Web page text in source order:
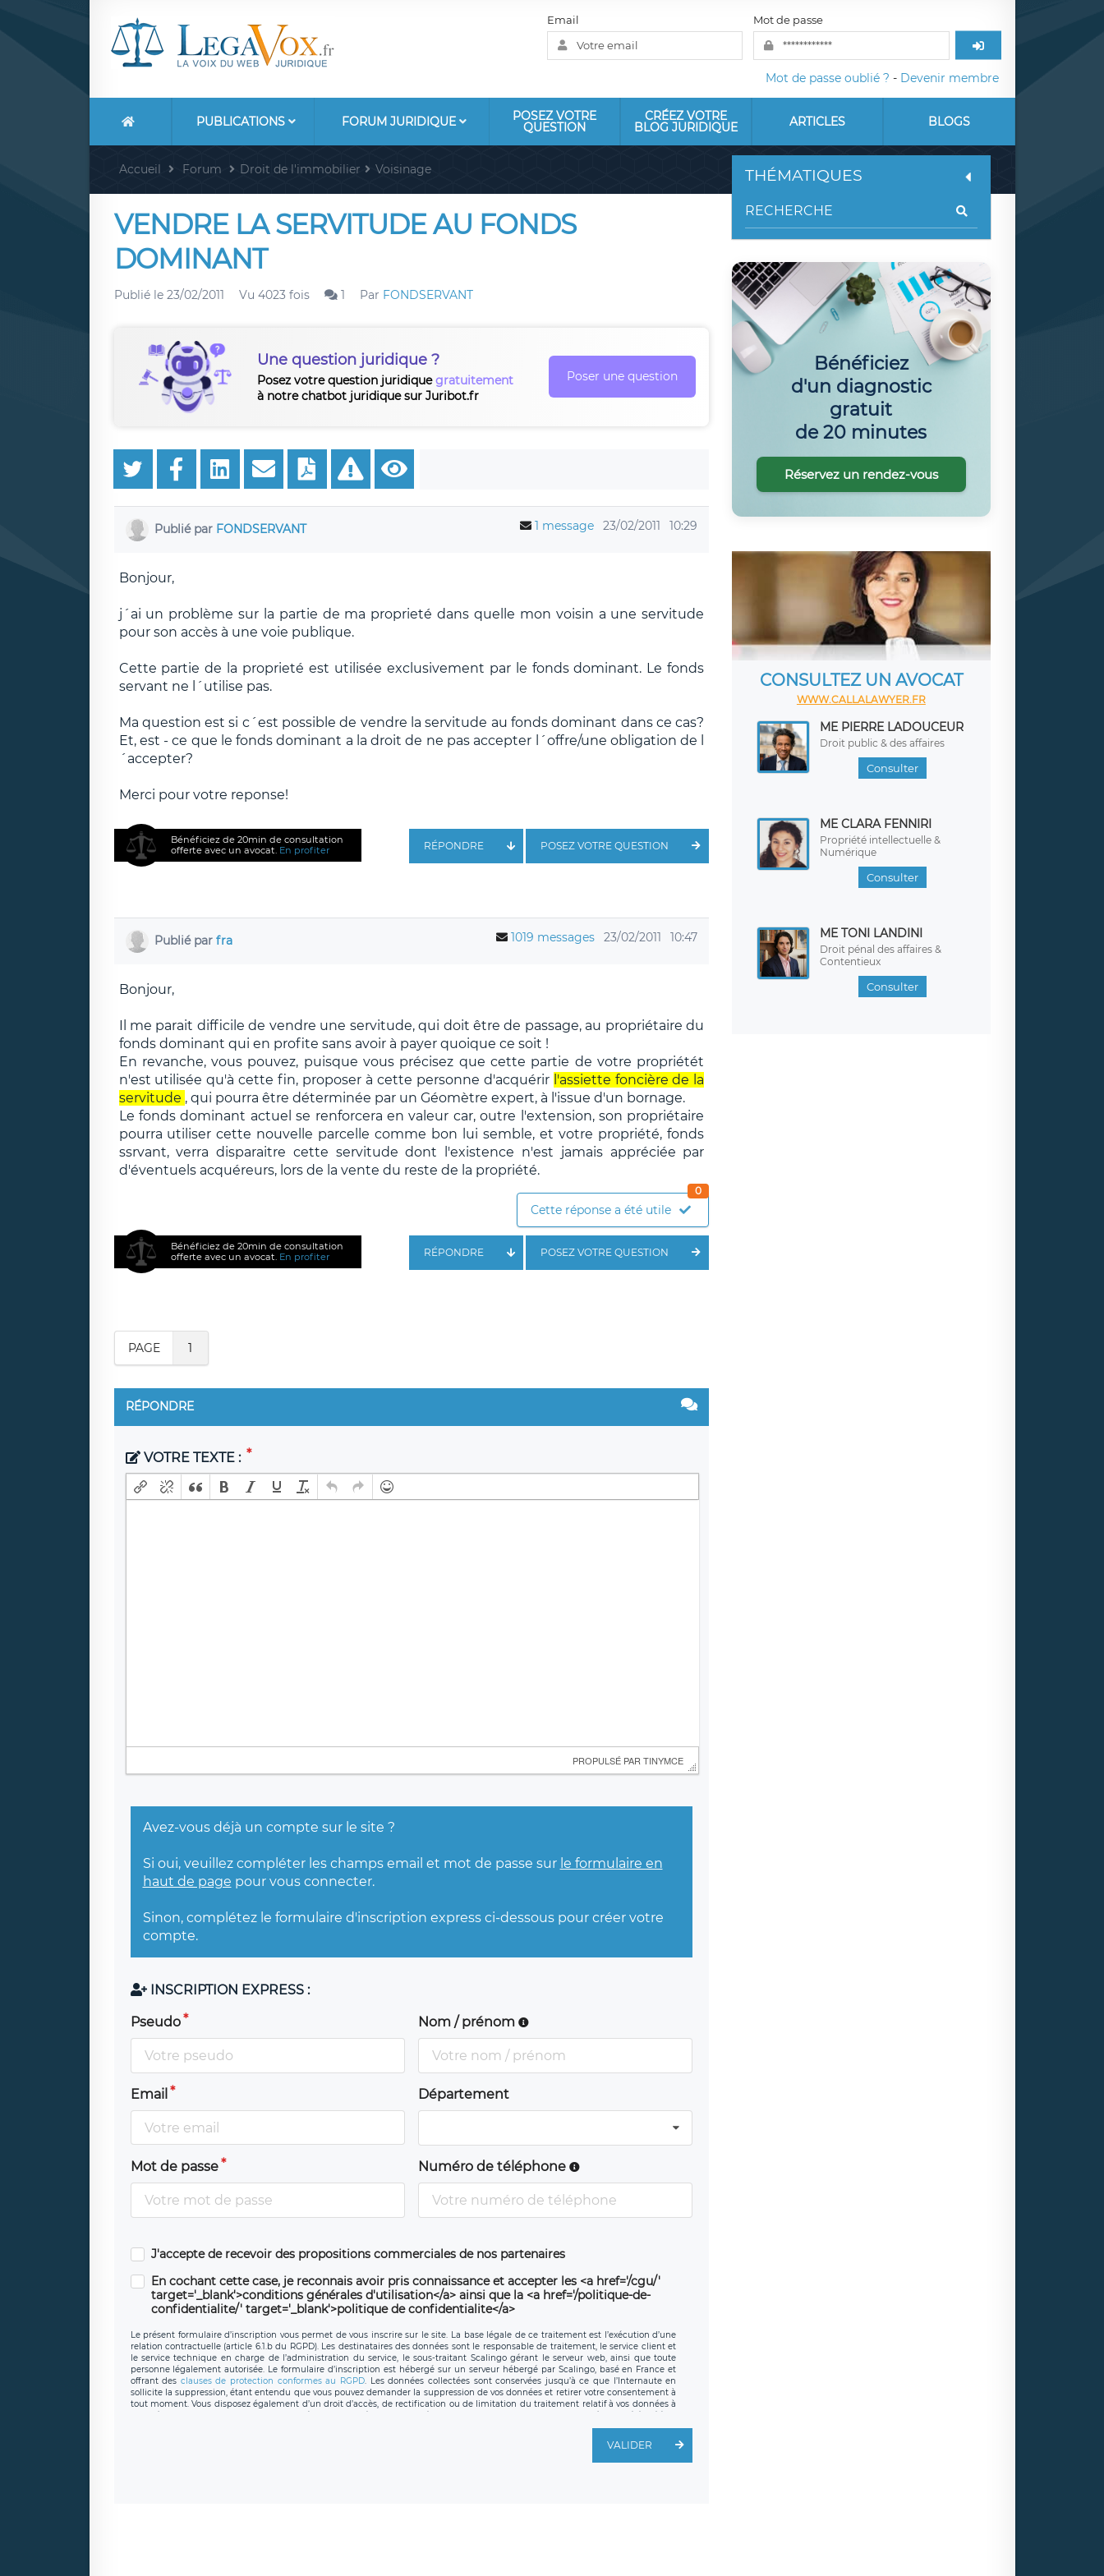
Email Mot de passe
Mot de passe oublié ? - Devenir membre
PUBLICATIONS FORUM JURIDIQUE POSEZ VOTRE
QUESTION
CRÉEZ VOTRE
BLOG JURIDIQUE ARTICLES BLOGS
Accueil Forum Droit de l'immobilier Voisinage
VENDRE LA SERVITUDE AU FONDS
DOMINANT
Publié le 23/02/2011 Vu 4023 fois 1 Par FONDSERVANT
Une question juridique ?
Posez votre question juridiquegratuitement
à notre chatbot juridique sur Juribot.fr
Poser une question
Publié par FONDSERVANT 1 message 23/02/2011 10:29
Bonjour,
j´ai un problème sur la partie de ma proprieté dans quelle mon voisin a une servitude
pour son accès à une voie publique.
Cette partie de la proprieté est utilisée exclusivement par le fonds dominant. Le fonds
servant ne l´utilise pas.
Ma question est si c´est possible de vendre la servitude au fonds dominant dans ce cas?
Et, est - ce que le fonds dominant a la droit de ne pas accepter l´offre/une obligation de l
´accepter?
Merci pour votre reponse!
Bénéficiez de 20min de consultation
offerte avec un avocat. En profiter POSEZ VOTRE QUESTION
RÉPONDRE
Publié par fra 1019 messages 23/02/2011 10:47
Bonjour,
Il me parait difficile de vendre une servitude, qui doit être de passage, au propriétaire du
fonds dominant qui en profite sans avoir à payer quoique ce soit !
En revanche, vous pouvez, puisque vous précisez que cette partie de votre propriétét
n'est utilisée qu'à cette fin, proposer à cette personne d'acquérir l'assiette foncière de la
servitude , qui pourra être déterminée par un Géomètre expert, à l'issue d'un bornage.
Le fonds dominant actuel se renforcera en valeur car, outre l'extension, son propriétaire
pourra utiliser cette nouvelle parcelle comme bon lui semble, et votre propriété, fonds
ssrvant, verra disparaitre cette servitude dont l'existence n'est jamais appréciée par
d'éventuels acquéreurs, lors de la vente du reste de la propriété.
Cette réponse a été utile
0
Bénéficiez de 20min de consultation
offerte avec un avocat. En profiter POSEZ VOTRE QUESTION
RÉPONDRE
PAGE 1
RÉPONDRE
VOTRE TEXTE :
PROPULSÉ PAR TINYMCE
Avez-vous déjà un compte sur le site ?
Si oui, veuillez compléter les champs email et mot de passe sur le formulaire en
haut de page pour vous connecter.
Sinon, complétez le formulaire d'inscription express ci-dessous pour créer votre
compte.
INSCRIPTION EXPRESS :
Pseudo Nom / prénom
Email Département
Mot de passe Numéro de téléphone
J'accepte de recevoir des propositions commerciales de nos partenaires
En cochant cette case, je reconnais avoir pris connaissance et accepter les <a href='/cgu/'
target='_blank'>conditions générales d'utilisation</a> ainsi que la <a href='/politique-de-
confidentialite/' target='_blank'>politique de confidentialite</a>
Le présent formulaire d’inscription vous permet de vous inscrire sur le site. La base légale de ce traitement est l’exécution d’une
relation contractuelle (article 6.1.b du RGPD). Les destinataires des données sont le responsable de traitement, le service client et
le service technique en charge de l’administration du service, le sous-traitant Scalingo gérant le serveur web, ainsi que toute
personne légalement autorisée. Le formulaire d’inscription est hébergé sur un serveur hébergé par Scalingo, basé en France et
offrant des clauses de protection conformes au RGPD. Les données collectées sont conservées jusqu’à ce que l’Internaute en
sollicite la suppression, étant entendu que vous pouvez demander la suppression de vos données et retirer votre consentement à
tout moment. Vous disposez également d’un droit d’accès, de rectification ou de limitation du traitement relatif à vos données à
caractère personnel, ainsi que d’un droit à la portabilité de vos données. Vous pouvez exercer ces droits auprès du délégué à la
protection des données de LÉGAVOX qui exerce au siège social de LÉGAVOX et est joignable à l’adresse mail suivante :
joignable à l’adresse mail : responsabledetraitement@legavox.fr. Vous avez également le droit d’introduire une réclamation
VALIDER
THÉMATIQUES
Bénéficiez
d'un diagnostic
gratuit
de 20 minutes
Réservez un rendez-vous
CONSULTEZ UN AVOCAT
WWW.CALLALAWYER.FR
ME PIERRE LADOUCEUR
Droit public & des affaires
Consulter
ME CLARA FENNIRI
Propriété intellectuelle &
Numérique
Consulter
ME TONI LANDINI
Droit pénal des affaires &
Contentieux
Consulter